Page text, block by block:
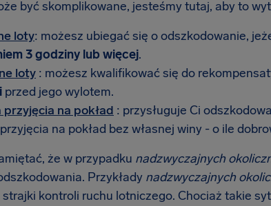
być skomplikowane, jesteśmy tutaj, aby to
loty: możesz ubiegać się o odszkodowanie,
3 godziny lub więcej.
loty : możesz kwalifikować się do
przed jego wylotem.
na pokład : przysługuje Ci
na pokład bez własnej winy - o ile
że w przypadku nadzwyczajnych
Przykłady nadzwyczajnych
kontroli ruchu lotniczego. Chociaż takie